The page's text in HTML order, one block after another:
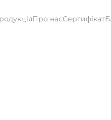
Про насСертифікат